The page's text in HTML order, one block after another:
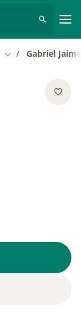
Cambiar de ciudad
Gabriel